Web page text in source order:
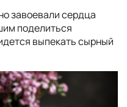
завоевали сердца
поделиться
выпекать сырный